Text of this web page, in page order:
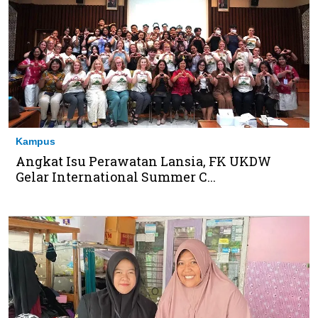
Kampus
Angkat Isu Perawatan Lansia, FK UKDW
Gelar International Summer C...